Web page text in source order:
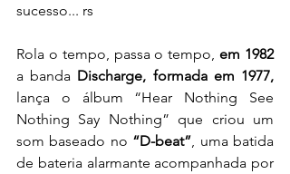
sucesso... rs
Rola o tempo, passa o tempo, em 1982
a banda Discharge, formada em 1977,
lança o álbum “Hear Nothing See
Nothing Say Nothing” que criou um
som baseado no “D-beat” , uma batida
de bateria alarmante acompanhada por